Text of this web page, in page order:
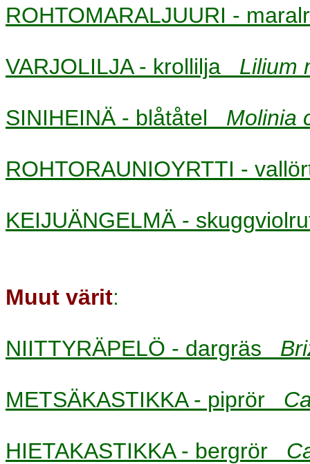
ROHTOMARALJUURI -
VARJOLILJA - krollilja Lilium
SINIHEINÄ - blåtåtel Molinia
ROHTORAUNIOYRTTI -
KEIJUÄNGELMÄ -
Muut värit:
NIITTYRÄPELÖ - dargräs
METSÄKASTIKKA - piprör
HIETAKASTIKKA - bergrör